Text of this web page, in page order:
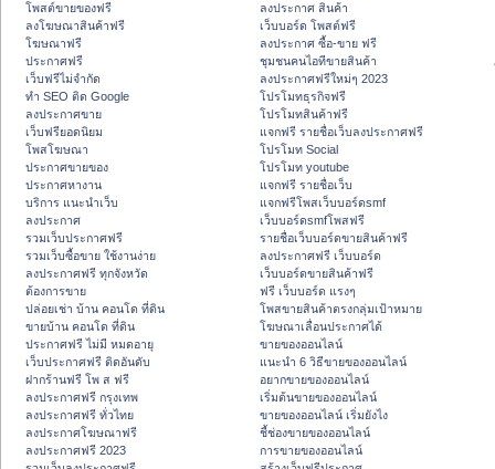
โพสต์ขายของฟรี
ลงโฆษณาสินค้าฟรี
โฆษณาฟรี
ประกาศฟรี
เว็บฟรีไม่จำกัด
ทำ SEO ติด Google
ลงประกาศขาย
เว็บฟรียอดนิยม
โพสโฆษณา
ประกาศขายของ
ประกาศหางาน
บริการ แนะนำเว็บ
ลงประกาศ
รวมเว็บประกาศฟรี
รวมเว็บซื้อขาย ใช้งานง่าย
ลงประกาศฟรี ทุกจังหวัด
ต้องการขาย
ปล่อยเช่า บ้าน คอนโด ที่ดิน
ขายบ้าน คอนโด ที่ดิน
ประกาศฟรี ไม่มี หมดอายุ
เว็บประกาศฟรี ติดอันดับ
ฝากร้านฟรี โพ ส ฟรี
ลงประกาศฟรี กรุงเทพ
ลงประกาศฟรี ทั่วไทย
ลงประกาศโฆษณาฟรี
ลงประกาศฟรี 2023
ลงประกาศ สินค้า
เว็บบอร์ด โพสต์ฟรี
ลงประกาศ ซื้อ-ขาย ฟรี
ชุมชนคนไอทีขายสินค้า
ลงประกาศฟรีใหม่ๆ 2023
โปรโมทธุรกิจฟรี
โปรโมทสินค้าฟรี
แจกฟรี รายชื่อเว็บลงประกาศฟรี
โปรโมท Social
โปรโมท youtube
แจกฟรี รายชื่อเว็บ
แจกฟรีโพสเว็บบอร์ดsmf
เว็บบอร์ดsmfโพสฟรี
รายชื่อเว็บบอร์ดขายสินค้าฟรี
ลงประกาศฟรี เว็บบอร์ด
เว็บบอร์ดขายสินค้าฟรี
ฟรี เว็บบอร์ด แรงๆ
โพสขายสินค้าตรงกลุ่มเป้าหมาย
โฆษณาเลื่อนประกาศได้
ขายของออนไลน์
แนะนำ 6 วิธีขายของออนไลน์
อยากขายของออนไลน์
เริ่มต้นขายของออนไลน์
ขายของออนไลน์ เริ่มยังไง
ชี้ช่องขายของออนไลน์
การขายของออนไลน์